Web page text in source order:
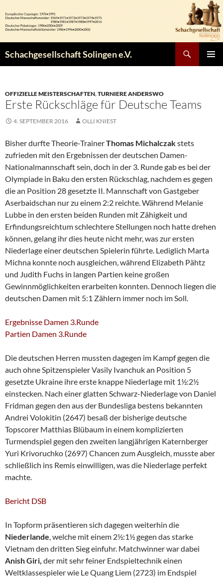
Inhalt
springen
Schachgesellschaft Solingen e.V.
OFFIZIELLE MEISTERSCHAFTEN,TURNIERE ANDERSWO
Erste Rückschläge für Deutsche Teams
4. SEPTEMBER 2016 OLLI KNIEST
Bisher durfte Theorie-TrainerThomas Michalczakstets
zufrieden mit den Ergebnissen der deutschen Damen-
Nationalmannschaft sein, doch in der 3. Runde gab es bei der
Olympiade in Baku den ersten Rückschlag, nachdem es gegen
die an Position 28 gesetzte II. Mannschaft von Gastgeber
Aserbaidschan nur zu einem 2:2 reichte. Während Melanie
Lubbe in den ersten beiden Runden mit Zähigkeit und
Erfindungsreichtum schlechtere Stellungen noch hatte drehen
können, gelang ihr dies heute nicht mehr, was zur ersten
Niederlage einer deutschen Spielerin führte. Lediglich Marta
Michna konnte noch ausgleichen, während Elizabeth Pähtz
und Judith Fuchs in langen Partien keine großen
Gewinnmöglichkeiten erarbeiten konnten. Dennoch liegen die
deutschen Damen mit 5:1 Zählern immer noch im Soll.
Ergebnisse Damen 3.Runde
Partien Damen 3.Runde
Die deutschen Herren mussten dagegen im Kampf gegen die
auch ohne Spitzenspieler Vasily Ivanchuk an Position 5
gesetzte Ukraine ihre erste knappe Niederlage mit 1½:2½
einstecken. Nach einer glatten Schwarz-Niederlage von Daniel
Fridman gegen den aus der Bundesliga bestens bekannten
Andrei Volokitin (2647) besaß der bisherige deutsche
Topscorer Matthias Blübaum in einem komplizierten
Turmendspiel gegen den zweiten langjährigen Katernberger
Yuri Krivoruchko (2697) Chancen zum Ausgleich, musste aber
schließlich ins Remis einwilligen, was die Niederlage perfekt
machte.
Bericht DSB
In Topform präsentieren sich dagegen weiterhin die
Niederlande, welche mit einem 2½:1½ gegen das starke
Vietnam den dritten Sieg einfuhr. Matchwinner war dabei
Anish Giri, der mit sehr feiner Endspieltechnik einen
Weltklassespieler wie Le Quang Liem (2723) im Endspiel